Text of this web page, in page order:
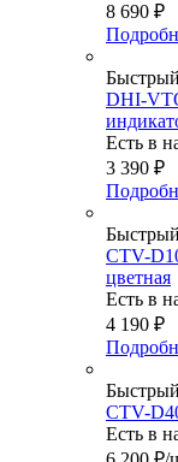
8 690 ₽
DHI-
Есть в
3 390 ₽
CTV-
цветная
Есть в
4 190 ₽
CTV-
Есть в